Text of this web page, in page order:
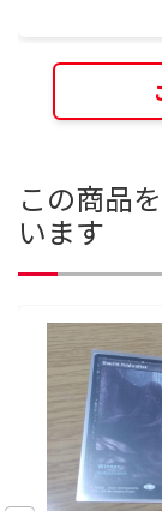
この商品
います